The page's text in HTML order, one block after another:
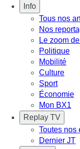
Info
Tous nos
Nos
Le zoom
Politique
Mobilité
Culture
Sport
Économie
Mon BX1
Replay TV
Toutes nos
Dernier JT